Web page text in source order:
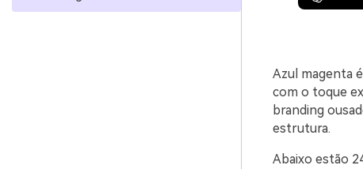
Azul magenta
com o toque
branding
estrutura.
Abaixo estão